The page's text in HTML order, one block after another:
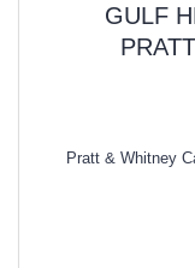
GULF
Pratt & Whitney